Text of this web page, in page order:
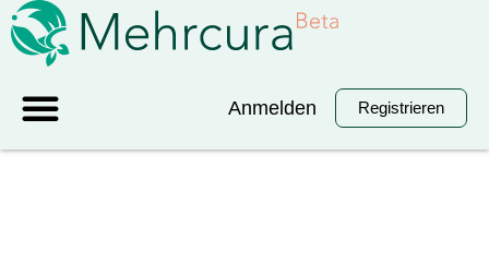
Anmelden Registrieren